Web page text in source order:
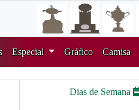
Especial Gráfico Camisa
Dias de Semana